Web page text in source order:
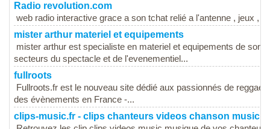
Radio revolution.com
web radio interactive grace a son tchat relié a l'antenne , jeux ,
mister arthur materiel et equipements
mister arthur est specialiste en materiel et equipements de
secteurs du spectacle et de l'evenementiel...
fullroots
Fullroots.fr est le nouveau site dédié aux passionnés de
des évènements en France -...
clips-music.fr - clips chanteurs videos chanson music